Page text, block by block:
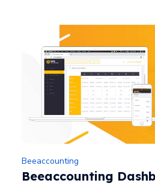
Beeaccounting
Beeaccounting